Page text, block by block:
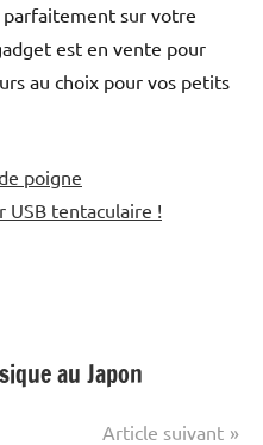
parfaitement sur votre
est en vente pour
au choix pour vos petits
poigne
USB tentaculaire !
au Japon
Article suivant